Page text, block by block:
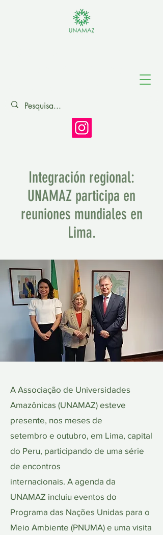
Integración regional:
UNAMAZ participa en
reuniones mundiales en
Lima.
A Associação de Universidades
Amazônicas (UNAMAZ) esteve
presente, nos meses de
setembro e outubro, em Lima, capital
do Peru, participando de uma série
de encontros
internacionais. A agenda da
UNAMAZ incluiu eventos do
Programa das Nações Unidas para o
Meio Ambiente (PNUMA) e uma visita